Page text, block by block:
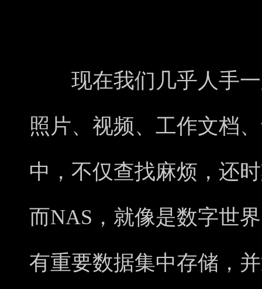
现在我们几乎人手一
照片、视频、工作文档
中，不仅查找麻烦，还
而NAS，就像是数字世
有重要数据集中存储，